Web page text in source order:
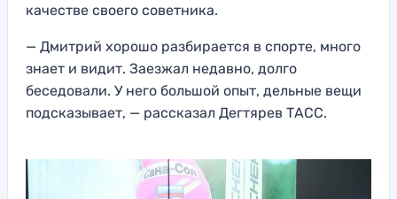
качестве своего советника.
— Дмитрий хорошо разбирается в спорте, много
знает и видит. Заезжал недавно, долго
беседовали. У него большой опыт, дельные вещи
подсказывает, — рассказал Дегтярев ТАСС.